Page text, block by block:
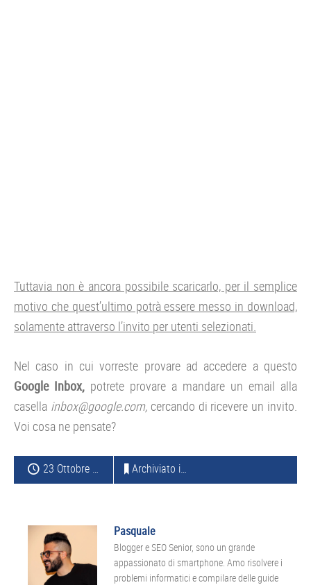
Tuttavia non è ancora possibile scaricarlo, per il semplice
motivo che quest’ultimo potrà essere messo in download,
solamente attraverso l’invito per utenti selezionati.
Nel caso in cui vorreste provare ad accedere a questo
Google Inbox, potrete provare a mandare un email alla
casella inbox@google.com, cercando di ricevere un invito.
Voi cosa ne pensate?
23 Ottobre 2014 Archiviato in:
Pasquale
Blogger e SEO Senior, sono un grande
appassionato di smartphone. Amo risolvere i
problemi informatici e compilare delle guide